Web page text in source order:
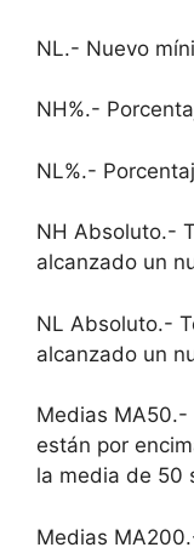
NL.- Nuevo
NH%.-
NL%.-
NH Absoluto.-
alcanzado un
NL Absoluto.-
alcanzado un
Medias MA50.-
están por
la media de 50
Medias